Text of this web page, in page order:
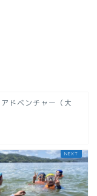
ドベンチャー（大